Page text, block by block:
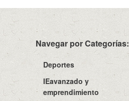
Navegar por Categorías:
Deportes
IEavanzado y
emprendimiento